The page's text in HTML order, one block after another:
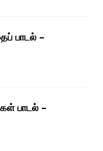
பாடல் –
பாடல் –